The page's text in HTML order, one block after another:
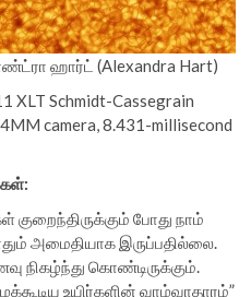
ஹார்ட் (Alexandra Hart)
XLT Schmidt-Cassegrain
camera, 8.431-millisecond
குறைந்திருக்கும் போது நாம்
அமைதியாக இருப்பதில்லை.
நிகழ்ந்து கொண்டிருக்கும்.
உயிர்களின் வாழ்வாதாரம்”